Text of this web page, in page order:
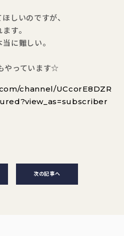
しいのですが、
す。
に難しい。
っています☆
channel/UCcorE8DZR
次の記事へ